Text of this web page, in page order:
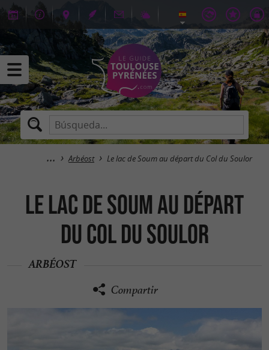
Arbéost Le lac de Soum au départ du Col du Soulor
Le lac de Soum au départ
du Col du Soulor
ARBÉOST
Compartir